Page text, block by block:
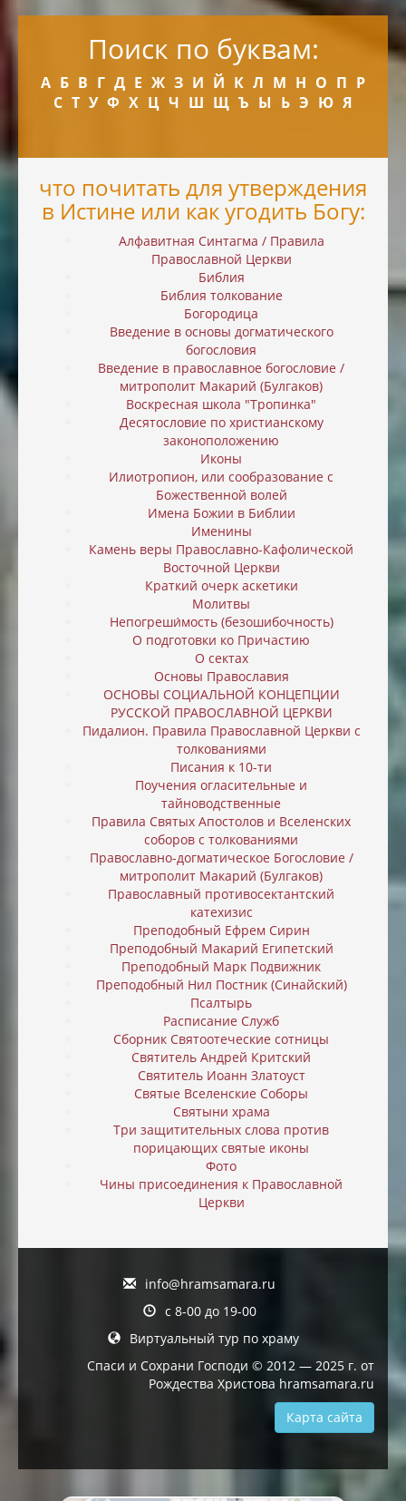
Поиск по буквам:
А Б В Г Д Е Ж З И Й К Л М Н О П Р
С Т У Ф Х Ц Ч Ш Щ Ъ Ы Ь Э Ю Я
что почитать для утверждения
в Истине или как угодить Богу:
Алфавитная Синтагма / Правила
Православной Церкви
Библия
Библия толкование
Богородица
Введение в основы догматического
богословия
Введение в православное богословие /
митрополит Макарий (Булгаков)
Воскресная школа "Тропинка"
Десятословие по христианскому
законоположению
Иконы
Илиотропион, или cообразование с
Божественной волей
Имена Божии в Библии
Именины
Камень веры Православно-Кафолической
Восточной Церкви
Краткий очерк аскетики
Молитвы
Непогреши́мость (безошибочность)
О подготовки ко Причастию
О сектах
Основы Православия
ОСНОВЫ СОЦИАЛЬНОЙ КОНЦЕПЦИИ
РУССКОЙ ПРАВОСЛАВНОЙ ЦЕРКВИ
Пидалион. Правила Православной Церкви с
толкованиями
Писания к 10-ти
Поучения огласительные и
тайноводственные
Правила Святых Апостолов и Вселенских
соборов с толкованиями
Православно-догматическое Богословие /
митрополит Макарий (Булгаков)
Православный противосектантский
катехизис
Преподобный Ефрем Сирин
Преподобный Макарий Египетский
Преподобный Марк Подвижник
Преподобный Нил Постник (Синайский)
Псалтырь
Расписание Служб
Сборник Святоотеческие сотницы
Святитель Андрей Критский
Святитель Иоанн Златоуст
Святые Вселенские Соборы
Святыни храма
Три защитительных слова против
порицающих святые иконы
Фото
Чины присоединения к Православной
Церкви
info@hramsamara.ru
с 8-00 до 19-00
Виртуальный тур по храму
Спаси и Сохрани Господи © 2012 — 2025 г. от
Рождества Христова hramsamara.ru
Карта сайта